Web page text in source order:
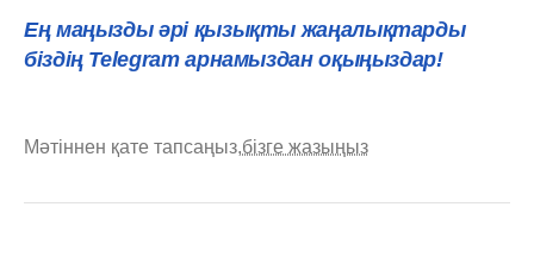
Ең маңызды әрі қызықты жаңалықтарды
біздің Telegram арнамыздан оқыңыздар!
Мәтіннен қате тапсаңыз,бізге жазыңыз